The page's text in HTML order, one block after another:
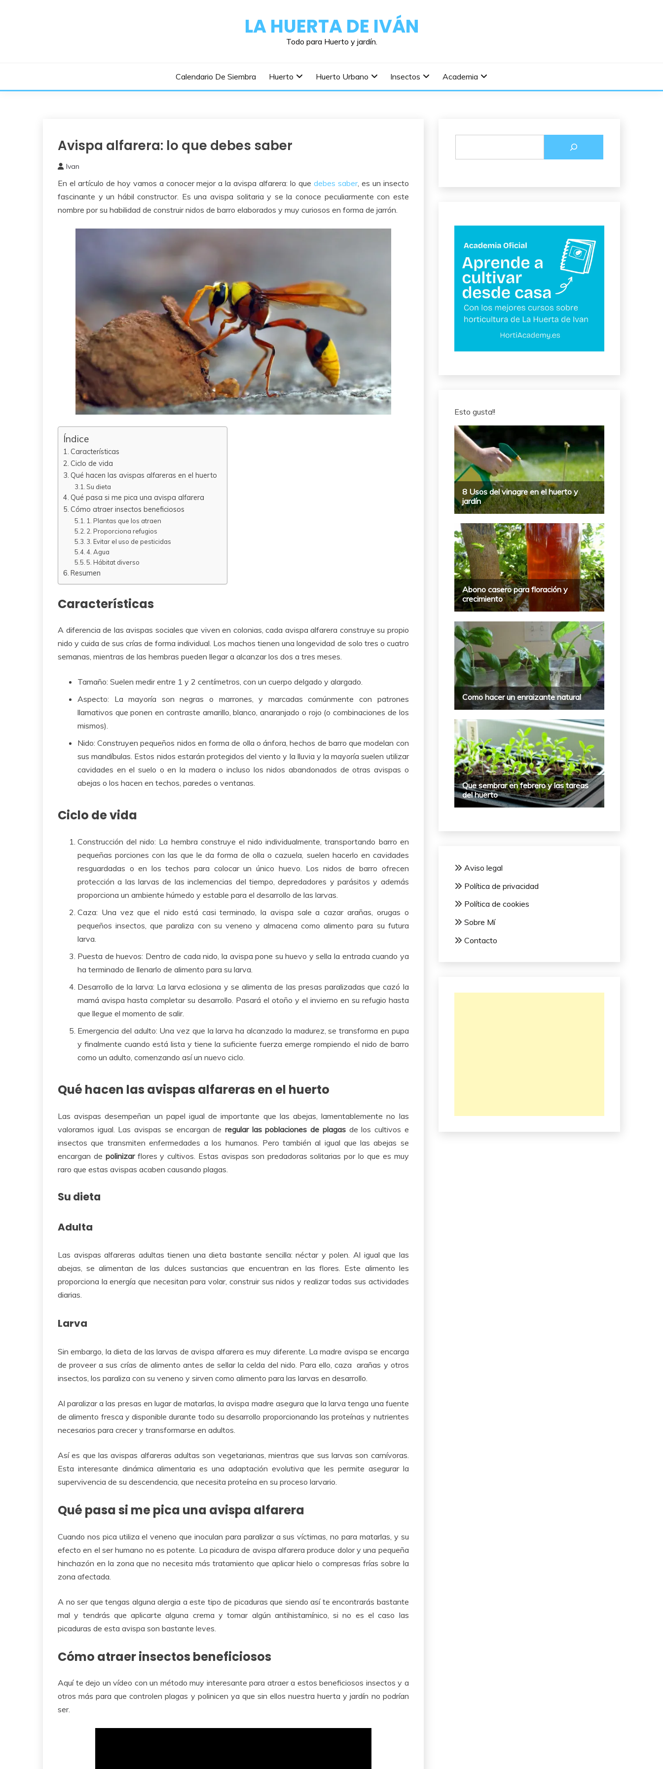
LA HUERTA DE IVÁN
Todo para Huerto y jardín.
Calendario De Siembra Huerto Huerto Urbano Insectos Academia
Beneficiosos
Avispa alfarera: lo que debes saber
septiembre,
2024
Ivan
En el artículo de hoy vamos a conocer mejor a la avispa alfarera: lo que debes saber, es un insecto
fascinante y un hábil constructor. Es una avispa solitaria y se la conoce peculiarmente con este
nombre por su habilidad de construir nidos de barro elaborados y muy curiosos en forma de jarrón.
Índice
Características
Ciclo de vida
Qué hacen las avispas alfareras en el huerto
Su dieta
Qué pasa si me pica una avispa alfarera
Cómo atraer insectos beneficiosos
1. Plantas que los atraen
2. Proporciona refugios
3. Evitar el uso de pesticidas
4. Agua
5. Hábitat diverso
Resumen
Características
A diferencia de las avispas sociales que viven en colonias, cada avispa alfarera construye su propio
nido y cuida de sus crías de forma individual. Los machos tienen una longevidad de solo tres o cuatro
semanas, mientras de las hembras pueden llegar a alcanzar los dos a tres meses.
Tamaño: Suelen medir entre 1 y 2 centímetros, con un cuerpo delgado y alargado.
Aspecto: La mayoría son negras o marrones, y marcadas comúnmente con patrones
llamativos que ponen en contraste amarillo, blanco, anaranjado o rojo (o combinaciones de los
mismos).
Nido: Construyen pequeños nidos en forma de olla o ánfora, hechos de barro que modelan con
sus mandíbulas. Estos nidos estarán protegidos del viento y la lluvia y la mayoría suelen utilizar
cavidades en el suelo o en la madera o incluso los nidos abandonados de otras avispas o
abejas o los hacen en techos, paredes o ventanas.
Ciclo de vida
Construcción del nido: La hembra construye el nido individualmente, transportando barro en
pequeñas porciones con las que le da forma de olla o cazuela, suelen hacerlo en cavidades
resguardadas o en los techos para colocar un único huevo. Los nidos de barro ofrecen
protección a las larvas de las inclemencias del tiempo, depredadores y parásitos y además
proporciona un ambiente húmedo y estable para el desarrollo de las larvas.
Caza: Una vez que el nido está casi terminado, la avispa sale a cazar arañas, orugas o
pequeños insectos, que paraliza con su veneno y almacena como alimento para su futura
larva.
Puesta de huevos: Dentro de cada nido, la avispa pone su huevo y sella la entrada cuando ya
ha terminado de llenarlo de alimento para su larva.
Desarrollo de la larva: La larva eclosiona y se alimenta de las presas paralizadas que cazó la
mamá avispa hasta completar su desarrollo. Pasará el otoño y el invierno en su refugio hasta
que llegue el momento de salir.
Emergencia del adulto: Una vez que la larva ha alcanzado la madurez, se transforma en pupa
y finalmente cuando está lista y tiene la suficiente fuerza emerge rompiendo el nido de barro
como un adulto, comenzando así un nuevo ciclo.
Qué hacen las avispas alfareras en el huerto
Las avispas desempeñan un papel igual de importante que las abejas, lamentablemente no las
valoramos igual. Las avispas se encargan de regular las poblaciones de plagasde los cultivos e
insectos que transmiten enfermedades a los humanos. Pero también al igual que las abejas se
encargan de polinizarflores y cultivos. Estas avispas son predadoras solitarias por lo que es muy
raro que estas avispas acaben causando plagas.
Su dieta
Adulta
Las avispas alfareras adultas tienen una dieta bastante sencilla: néctar y polen. Al igual que las
abejas, se alimentan de las dulces sustancias que encuentran en las flores. Este alimento les
proporciona la energía que necesitan para volar, construir sus nidos y realizar todas sus actividades
diarias.
Larva
Sin embargo, la dieta de las larvas de avispa alfarera es muy diferente. La madre avispa se encarga
de proveer a sus crías de alimento antes de sellar la celda del nido. Para ello, caza arañas y otros
insectos, los paraliza con su veneno y sirven como alimento para las larvas en desarrollo.
Al paralizar a las presas en lugar de matarlas, la avispa madre asegura que la larva tenga una fuente
de alimento fresca y disponible durante todo su desarrollo proporcionando las proteínas y nutrientes
necesarios para crecer y transformarse en adultos.
Así es que las avispas alfareras adultas son vegetarianas, mientras que sus larvas son carnívoras.
Esta interesante dinámica alimentaria es una adaptación evolutiva que les permite asegurar la
supervivencia de su descendencia, que necesita proteína en su proceso larvario.
Qué pasa si me pica una avispa alfarera
Cuando nos pica utiliza el veneno que inoculan para paralizar a sus víctimas, no para matarlas, y su
efecto en el ser humano no es potente. La picadura de avispa alfarera produce dolor y una pequeña
hinchazón en la zona que no necesita más tratamiento que aplicar hielo o compresas frías sobre la
zona afectada.
A no ser que tengas alguna alergia a este tipo de picaduras que siendo así te encontrarás bastante
mal y tendrás que aplicarte alguna crema y tomar algún antihistamínico, si no es el caso las
picaduras de esta avispa son bastante leves.
Cómo atraer insectos beneficiosos
Aquí te dejo un vídeo con un método muy interesante para atraer a estos beneficiosos insectos y a
otros más para que controlen plagas y polinicen ya que sin ellos nuestra huerta y jardín no podrían
ser.
Esto gusta!!
Aviso legal
Política de privacidad
Política de cookies
Sobre Mí
Contacto